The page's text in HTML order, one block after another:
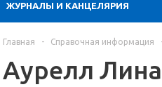
ЖУРНАЛЫ И КАНЦЕЛЯРИЯ
Главная - Справочная информация
Аурелл